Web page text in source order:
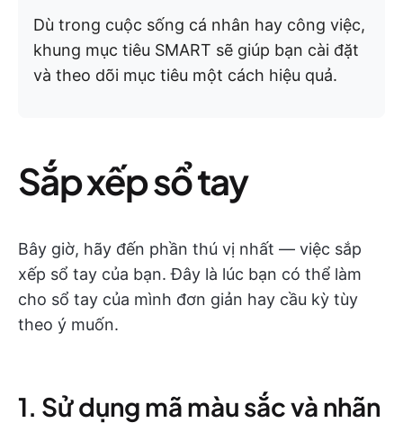
Dù trong cuộc sống cá nhân hay công việc,
khung mục tiêu SMART sẽ giúp bạn cài đặt
và theo dõi mục tiêu một cách hiệu quả.
Sắp xếp sổ tay
Bây giờ, hãy đến phần thú vị nhất — việc sắp
xếp sổ tay của bạn. Đây là lúc bạn có thể làm
cho sổ tay của mình đơn giản hay cầu kỳ tùy
theo ý muốn.
1. Sử dụng mã màu sắc và nhãn